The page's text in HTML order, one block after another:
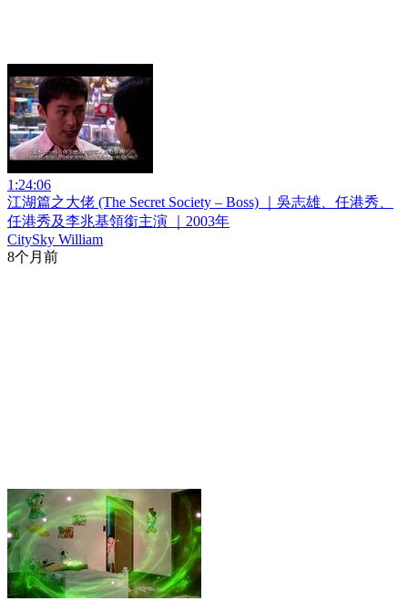
1:24:06
江湖篇之大佬 (The Secret Society – Boss) ｜吳志雄、任港秀、
任港秀及李兆基領銜主演 ｜2003年
CitySky William
8个月前